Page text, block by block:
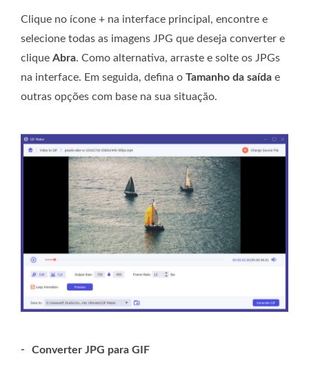
Clique no ícone + na interface principal, encontre e
selecione todas as imagens JPG que deseja converter e
clique Abra. Como alternativa, arraste e solte os JPGs
na interface. Em seguida, defina o Tamanho da saída e
outras opções com base na sua situação.
- Converter JPG para GIF